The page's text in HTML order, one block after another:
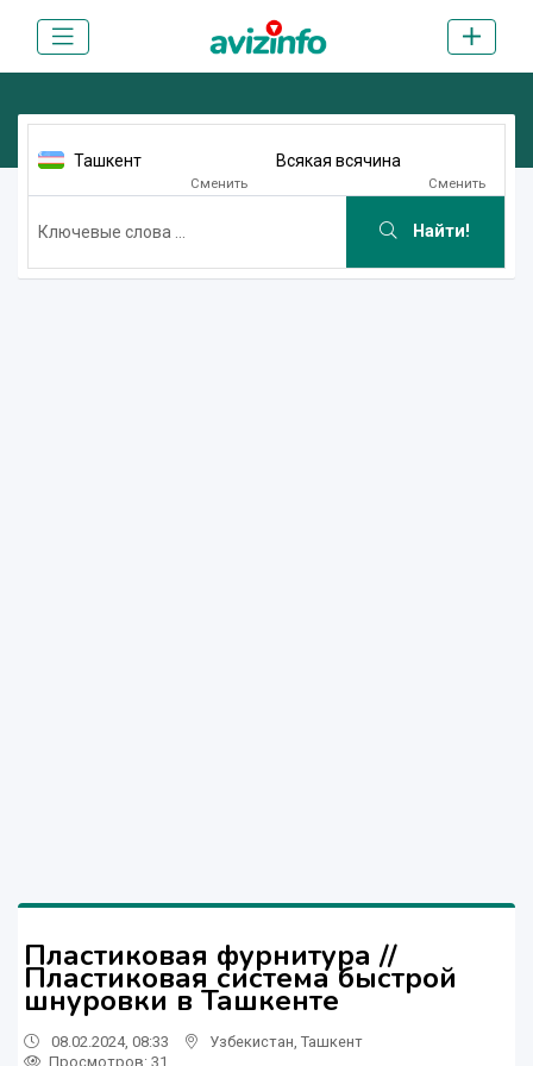
Ташкент
Сменить
Всякая всячина
Сменить
Найти!
Пластиковая фурнитура //
Пластиковая система быстрой
шнуровки в Ташкенте
08.02.2024, 08:33 Узбекистан Ташкент
Просмотров: 31